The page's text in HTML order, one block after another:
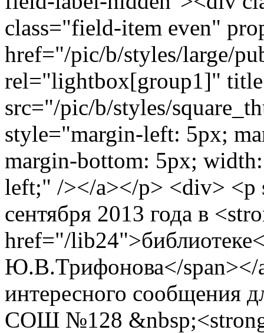
class="field-item even"
href="/pic/b/styles/large/
rel="lightbox[group1]"
src="/pic/b/styles/
style="margin-left: 5px;
margin-bottom: 5px;
left;" /></a></p> <div>
сентября 2013 года в
href="/
Ю.В.Трифонова</span></
интересного сообщения
СОШ №128